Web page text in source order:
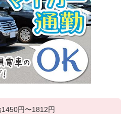
円〜1812円